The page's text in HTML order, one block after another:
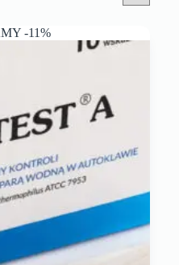
-11%